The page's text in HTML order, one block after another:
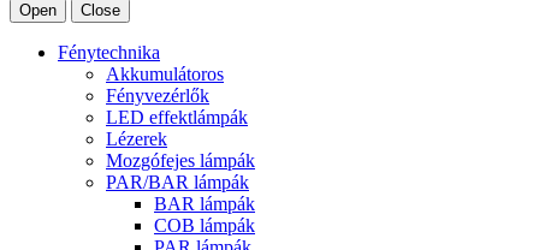
Open Close
Fénytechnika
Akkumulátoros
Fényvezérlők
LED effektlámpák
Lézerek
Mozgófejes lámpák
PAR/BAR lámpák
BAR lámpák
COB lámpák